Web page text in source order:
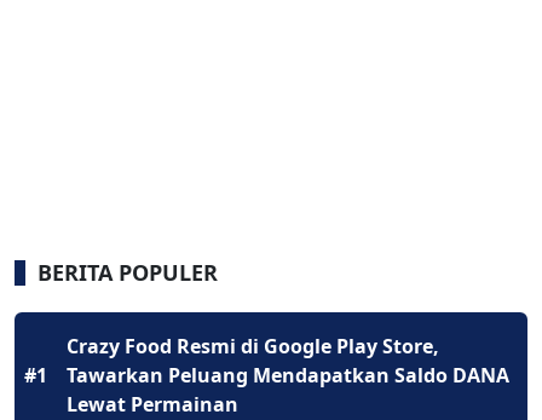
BERITA POPULER
#1
Crazy Food Resmi di Google Play Store,
Tawarkan Peluang Mendapatkan Saldo DANA
Lewat Permainan